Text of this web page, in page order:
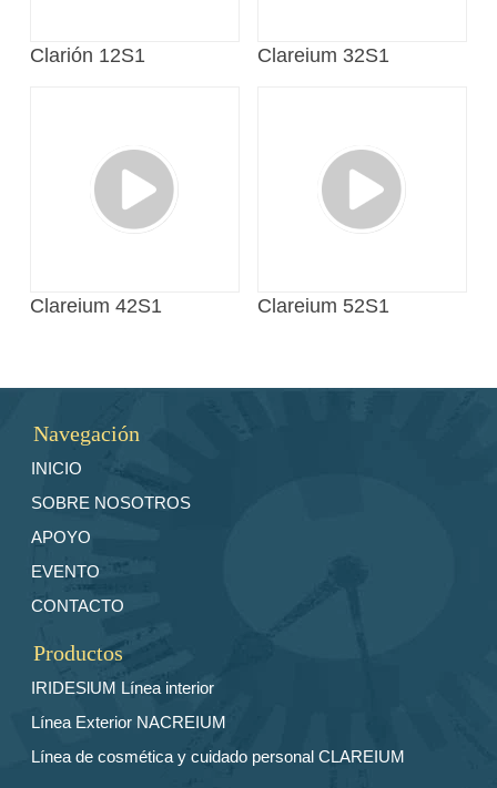
Clarión 12S1 Clareium 32S1
Clareium 42S1 Clareium 52S1
Navegación
INICIO
SOBRE NOSOTROS
APOYO
EVENTO
CONTACTO
Productos
IRIDESlUM Línea interior
Línea Exterior NACREIUM
Línea de cosmética y cuidado personal CLAREIUM